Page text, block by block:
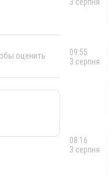
оценить
09:55
3 серпня
08:16
3 серпня